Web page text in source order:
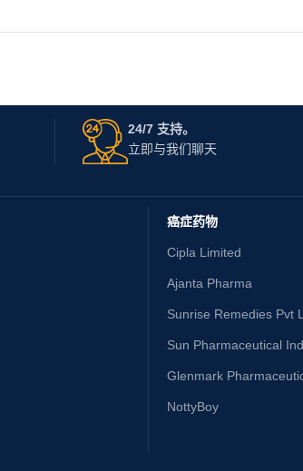
24/7 支持。
立即与我们聊天
癌症药物
Cipla Limited
Ajanta Pharma
Sunrise Remedies Pvt
Sun Pharmaceutical
Glenmark
NottyBoy